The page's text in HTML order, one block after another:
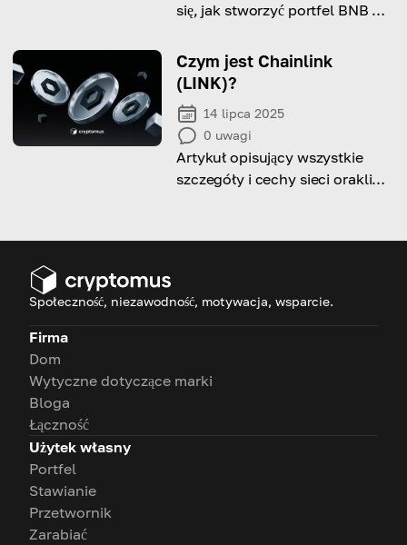
się, jak stworzyć portfel BNB dla
Czym jest Chainlink
(LINK)?
14 lipca 2025
0 uwagi
Artykuł opisujący wszystkie
szczegóły i cechy sieci orakli
Społeczność, niezawodność, motywacja, wsparcie.
Firma
Dom
Wytyczne dotyczące marki
Bloga
Łączność
Użytek własny
Portfel
Stawianie
Przetwornik
Zarabiać